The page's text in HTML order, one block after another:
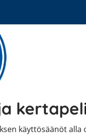
käyttösäänöt alla